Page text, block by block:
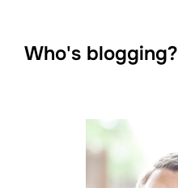
Who's blogging?